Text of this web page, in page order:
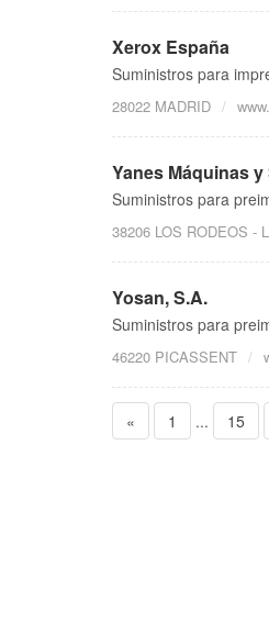
Xerox España
Suministros para
28022 MADRID
Yanes Máquinas
Suministros para
38206 LOS RODEOS -
Yosan, S.A.
Suministros para
46220 PICASSENT
« 1 ... 15